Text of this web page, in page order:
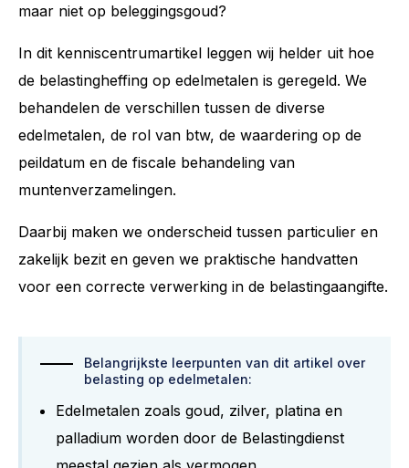
maar niet op beleggingsgoud?
In dit kenniscentrumartikel leggen wij helder uit hoe
de belastingheffing op edelmetalen is geregeld. We
behandelen de verschillen tussen de diverse
edelmetalen, de rol van btw, de waardering op de
peildatum en de fiscale behandeling van
muntenverzamelingen.
Daarbij maken we onderscheid tussen particulier en
zakelijk bezit en geven we praktische handvatten
voor een correcte verwerking in de belastingaangifte.
Belangrijkste leerpunten van dit artikel over
belasting op edelmetalen:
Edelmetalen zoals goud, zilver, platina en
palladium worden door de Belastingdienst